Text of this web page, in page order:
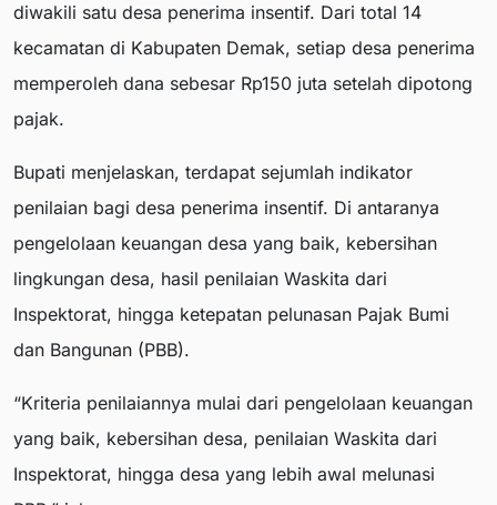
diwakili satu desa penerima insentif. Dari total 14
kecamatan di Kabupaten Demak, setiap desa penerima
memperoleh dana sebesar Rp150 juta setelah dipotong
pajak.
Bupati menjelaskan, terdapat sejumlah indikator
penilaian bagi desa penerima insentif. Di antaranya
pengelolaan keuangan desa yang baik, kebersihan
lingkungan desa, hasil penilaian Waskita dari
Inspektorat, hingga ketepatan pelunasan Pajak Bumi
dan Bangunan (PBB).
“Kriteria penilaiannya mulai dari pengelolaan keuangan
yang baik, kebersihan desa, penilaian Waskita dari
Inspektorat, hingga desa yang lebih awal melunasi